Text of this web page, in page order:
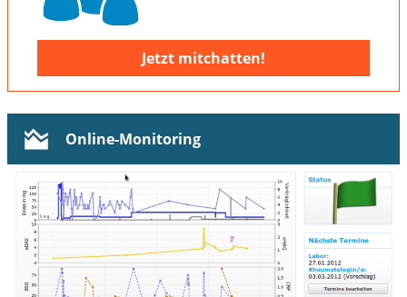
Jetzt mitchatten!
Online-Monitoring